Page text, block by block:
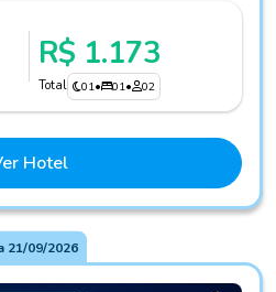
R$ 1.173
Total 01• 01• 02
Hotel
21/09/2026